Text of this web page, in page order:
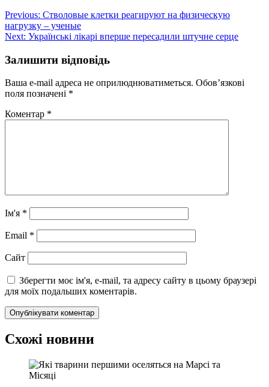
Навігація
записів
Previous: Стволовые клетки реагируют на физическую
нагрузку – ученые
Next: Українські лікарі вперше пересадили штучне серце
Залишити відповідь
Ваша e-mail адреса не оприлюднюватиметься. Обов’язкові
поля позначені *
Коментар *
Ім'я *
Email *
Сайт
Зберегти моє ім'я, e-mail, та адресу сайту в цьому браузері
для моїх подальших коментарів.
Схожі новини